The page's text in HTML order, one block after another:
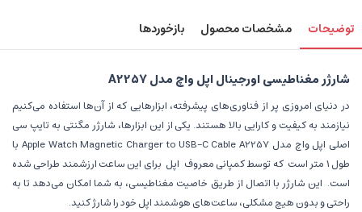
توضیحات مشخصات محصول بازخوردها
شارژر مغناطیسی اورجینال اپل واچ مدل A2257
در دنیای امروزی پر از فناوری‌های پیشرفته، ابزارهایی که از آن‌ها استفاده می‌کنیم
نیازمند به کیفیت و کارایی بالا هستند. یکی از این ابزارها، شارژر مگنتی به تایپ سی
اصلی اپل واچ مدل Apple Watch Magnetic Charger to USB-C Cable A2257 با
طول 1 متر است
که توسط کمپانی معروف اپل برای این ساعت‌ ارزشمند طراحی شده
است. این شارژر با اتصال از طریق خاصیت مغناطیسی، به شما امکان می‌دهد تا به
راحتی و بدون هیچ مشکلی، ساعت‌های هوشمند اپل خود را شارژ کنید.